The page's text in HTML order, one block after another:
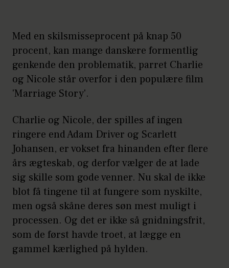
Med en skilsmisseprocent på knap 50
procent, kan mange danskere formentlig
genkende den problematik, parret Charlie
og Nicole står overfor i den populære film
'Marriage Story'.
Charlie og Nicole, der spilles af ingen
ringere end Adam Driver og Scarlett
Johansen, er vokset fra hinanden efter flere
års ægteskab, og derfor vælger de at lade
sig skille som gode venner. Nu skal de ikke
blot få tingene til at fungere som nyskilte,
men også skåne deres søn mest muligt i
processen. Og det er ikke så gnidningsfrit,
som de først havde troet, at lægge en
gammel kærlighed på hylden.